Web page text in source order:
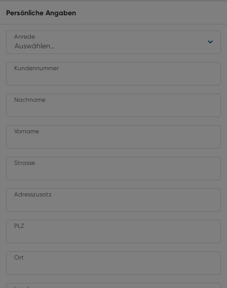
Persönliche Angaben
Auswählen...
Anrede
Kundennummer
Nachname
Vorname
Strasse
Adresszusatz
PLZ
Ort